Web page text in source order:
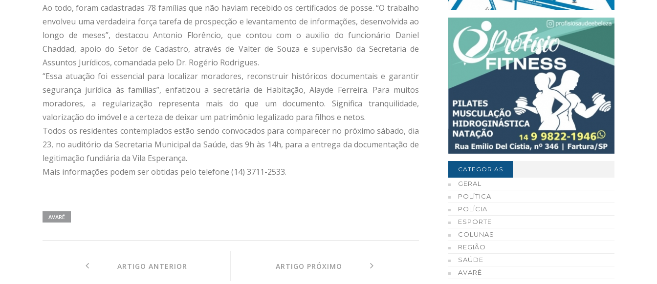
Ao todo, foram cadastradas 78 famílias que não haviam recebido os certificados de posse. “O trabalho
envolveu uma verdadeira força tarefa de prospecção e levantamento de informações, desenvolvida ao
longo de meses”, destacou Antonio Florêncio, que contou com o auxilio do funcionário Daniel
Chaddad, apoio do Setor de Cadastro, através de Valter de Souza e supervisão da Secretaria de
Assuntos Jurídicos, comandada pelo Dr. Rogério Rodrigues.
“Essa atuação foi essencial para localizar moradores, reconstruir históricos documentais e garantir
segurança jurídica às famílias”, enfatizou a secretária de Habitação, Alayde Ferreira. Para muitos
moradores, a regularização representa mais do que um documento. Significa tranquilidade,
valorização do imóvel e a certeza de deixar um patrimônio legalizado para filhos e netos.
Todos os residentes contemplados estão sendo convocados para comparecer no próximo sábado, dia
23, no auditório da Secretaria Municipal da Saúde, das 9h às 14h, para a entrega da documentação de
legitimação fundiária da Vila Esperança.
Mais informações podem ser obtidas pelo telefone (14) 3711-2533.
AVARÉ
ARTIGO ANTERIOR ARTIGO PRÓXIMO
CATEGORIAS
GERAL
POLÍTICA
POLÍCIA
ESPORTE
COLUNAS
REGIÃO
SAÚDE
AVARÉ